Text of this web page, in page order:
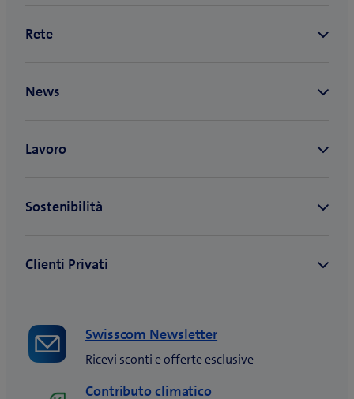
Swisscom Newsletter
Ricevi sconti e offerte esclusive
Contributo climatico